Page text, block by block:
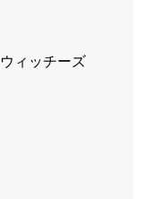
ィッチーズ